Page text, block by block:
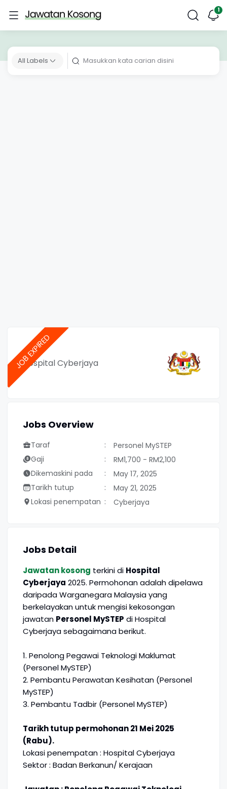
All Labels
Hospital Cyberjaya
Jobs Overview
Taraf
Personel MySTEP
Gaji
RM1,700 - RM2,100
Dikemaskini pada
May 17, 2025
Tarikh tutup
May 21, 2025
Lokasi penempatan
Cyberjaya
Jobs Detail
Jawatan kosong terkini di Hospital
Cyberjaya 2025. Permohonan adalah dipelawa
daripada Warganegara Malaysia yang
berkelayakan untuk mengisi kekosongan
jawatan Personel MySTEP di Hospital
Cyberjaya sebagaimana berikut.
1. Penolong Pegawai Teknologi Maklumat
(Personel MySTEP)
2. Pembantu Perawatan Kesihatan (Personel
MySTEP)
3. Pembantu Tadbir (Personel MySTEP)
Tarikh tutup permohonan 21 Mei 2025
(Rabu).
Lokasi penempatan : Hospital Cyberjaya
Sektor : Badan Berkanun/ Kerajaan